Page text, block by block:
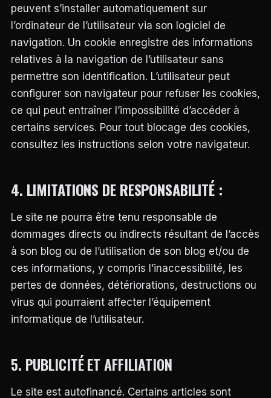
peuvent s’installer automatiquement sur
l’ordinateur de l’utilisateur via son logiciel de
navigation. Un cookie enregistre des informations
relatives à la navigation de l’utilisateur sans
permettre son identification. L’utilisateur peut
configurer son navigateur pour refuser les cookies,
ce qui peut entraîner l’impossibilité d’accéder à
certains services. Pour tout blocage des cookies,
consultez les instructions selon votre navigateur.
4. LIMITATIONS DE RESPONSABILITÉ :
Le site ne pourra être tenu responsable de
dommages directs ou indirects résultant de l’accès
à son blog ou de l’utilisation de son blog et/ou de
ces informations, y compris l’inaccessibilité, les
pertes de données, détériorations, destructions ou
virus qui pourraient affecter l’équipement
informatique de l’utilisateur.
5. PUBLICITÉ ET AFFILIATION
Le site est autofinancé. Certains articles sont